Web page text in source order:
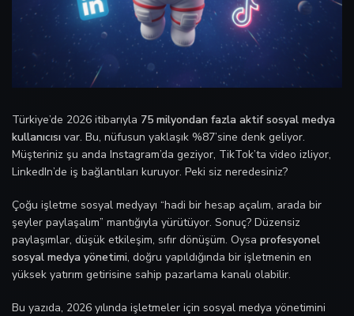
Türkiye’de 2026 itibarıyla 75 milyondan fazla aktif sosyal medya
kullanıcısı var. Bu, nüfusun yaklaşık %87’sine denk geliyor.
Müşteriniz şu anda Instagram’da geziyor, TikTok’ta video izliyor,
LinkedIn’de iş bağlantıları kuruyor. Peki siz neredesiniz?
Çoğu işletme sosyal medyayı “hadi bir hesap açalım, arada bir
şeyler paylaşalım” mantığıyla yürütüyor. Sonuç? Düzensiz
paylaşımlar, düşük etkileşim, sıfır dönüşüm. Oysa profesyonel
sosyal medya yönetimi, doğru yapıldığında bir işletmenin en
yüksek yatırım getirisine sahip pazarlama kanalı olabilir.
Bu yazıda, 2026 yılında işletmeler için sosyal medya yönetimini